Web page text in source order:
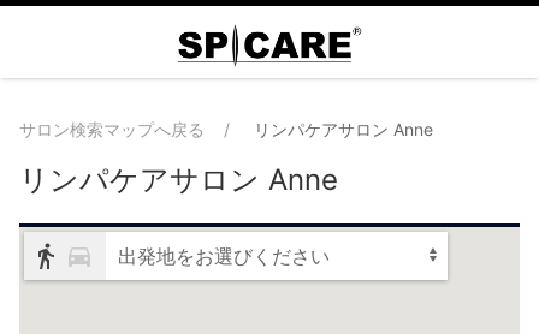
サロン検索マップへ戻る リンパケアサロン Anne
リンパケアサロン Anne
出発地をお選びください